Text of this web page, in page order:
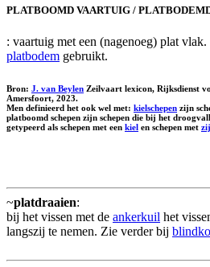
PLATBOOMD VAARTUIG /
: vaartuig met een (nagenoeg) plat
platbodem gebruikt.
Bron: J. van Beylen Zeilvaart lexicon, Rijksdienst
Amersfoort, 2023.
Men definieerd het ook wel met: kielschepen zijn
platboomd schepen zijn schepen die bij het
getypeerd als schepen met een kiel en schepen met
~platdraaien:
bij het vissen met de ankerkuil het
langszij te nemen. Zie verder bij